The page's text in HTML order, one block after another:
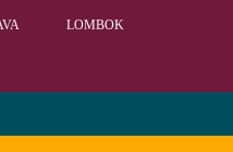
LOMBOK